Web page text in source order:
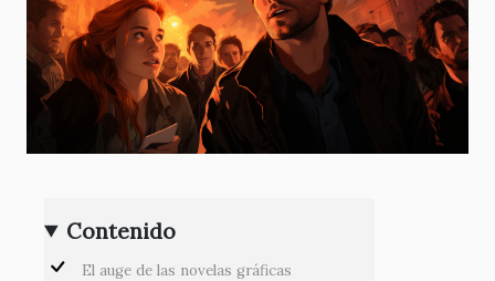
Contenido
El auge de las novelas gráficas